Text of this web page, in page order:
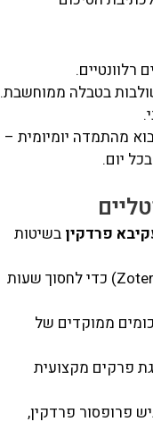
בטבלה ממוחשבת.
מהתמדה יומיומית –
יום.
פרדקיןבשיטות
(Zotero, Mendeley) כדי לחסוך שעות
ממוקדים של
פרקים מקצועית
פרופסור פרדקין,